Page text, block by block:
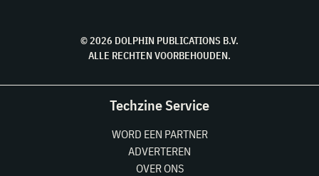
© 2026 DOLPHIN PUBLICATIONS B.V.
ALLE RECHTEN VOORBEHOUDEN.
Techzine Service
WORD EEN PARTNER
ADVERTEREN
OVER ONS